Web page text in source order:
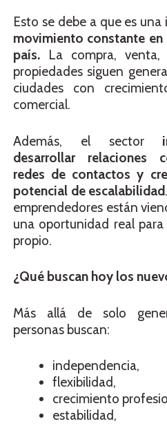
Esto se debe a que es
movimiento constante
país. La compra,
propiedades siguen
ciudades con
comercial.
Además, el sector
desarrollar relaciones
redes de contactos y
potencial de escalabilidad
emprendedores están
una oportunidad real
propio.
¿Qué buscan hoy los
Más allá de solo
personas buscan:
independencia,
flexibilidad,
crecimiento
estabilidad,